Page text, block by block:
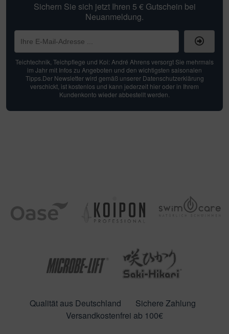
Sichern Sie sich jetzt Ihren 5 € Gutschein bei
Neuanmeldung.
Teichtechnik, Teichpflege und Koi: André Ahrens versorgt Sie mehrmals
im Jahr mit Infos zu Angeboten und den wichtigsten saisonalen
Tipps.Der Newsletter wird gemäß unserer Datenschutzerklärung
verschickt, ist kostenlos und kann jederzeit hier oder in Ihrem
Kundenkonto wieder abbestellt werden.
Qualität aus Deutschland
Sichere Zahlung
Versandkostenfrei ab 100€